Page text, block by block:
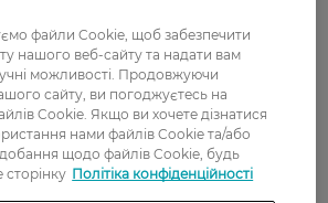
Uriage
файли Cookie, щоб забезпечити
нашого веб-сайту та надати вам
можливості. Продовжуючи
сайту, ви погоджуєтесь на
Cookie. Якщо ви хочете дізнатися
нами файлів Cookie та/або
щодо файлів Cookie, будь
сторінку Політіка конфіденційності